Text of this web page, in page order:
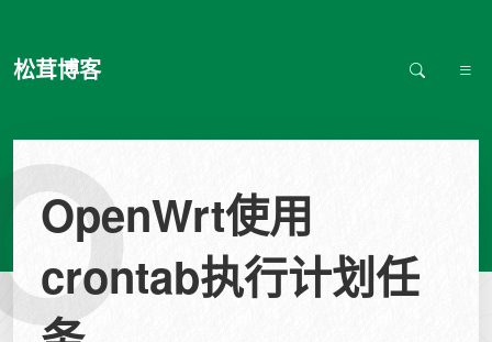
松茸博客
OpenWrt使用
crontab执行计划任